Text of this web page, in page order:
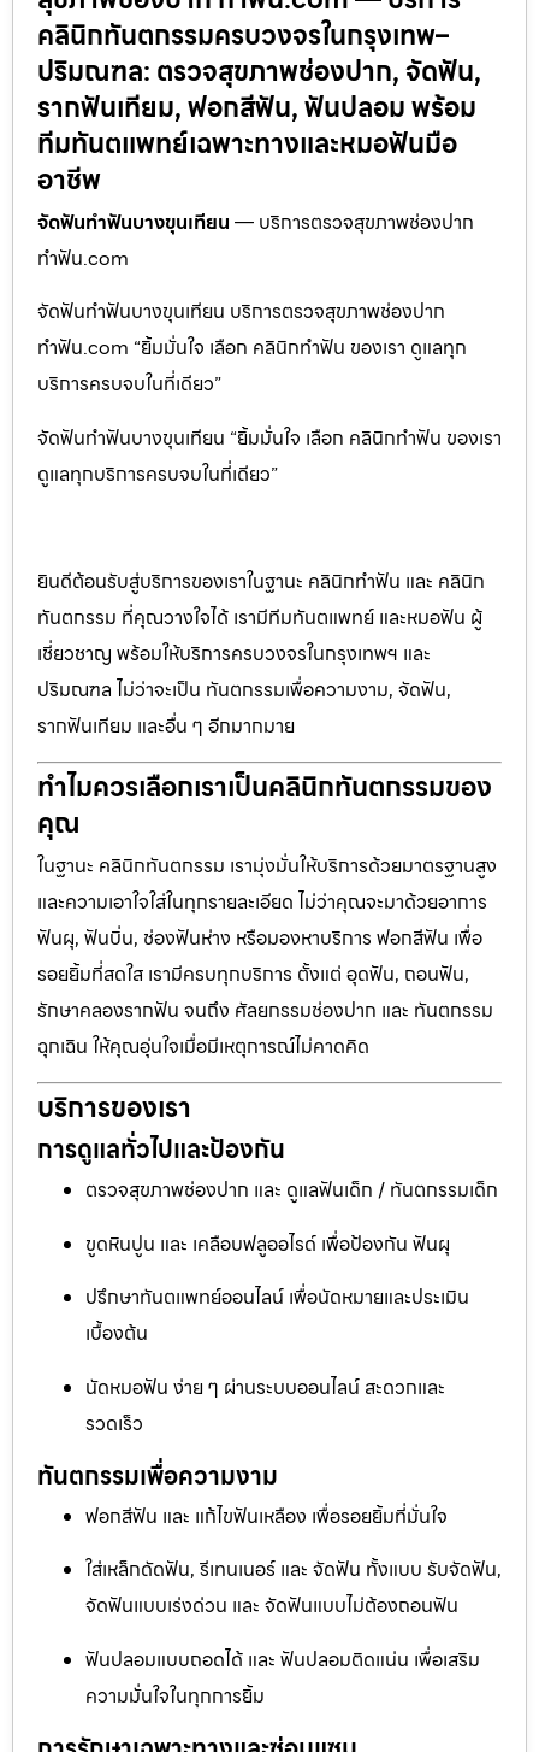
คลินิกทันตกรรมครบวงจรในกรุงเทพ–
ปริมณฑล: ตรวจสุขภาพช่องปาก, จัดฟัน,
รากฟันเทียม, ฟอกสีฟัน, ฟันปลอม พร้อม
ทีมทันตแพทย์เฉพาะทางและหมอฟันมือ
อาชีพ
จัดฟันทำฟันบางขุนเทียน — บริการตรวจสุขภาพช่องปาก
ทำฟัน.com
จัดฟันทำฟันบางขุนเทียน บริการตรวจสุขภาพช่องปาก
ทำฟัน.com “ยิ้มมั่นใจ เลือก คลินิกทำฟัน ของเรา ดูแลทุก
บริการครบจบในที่เดียว”
จัดฟันทำฟันบางขุนเทียน “ยิ้มมั่นใจ เลือก คลินิกทำฟัน ของเรา
ดูแลทุกบริการครบจบในที่เดียว”
ยินดีต้อนรับสู่บริการของเราในฐานะ คลินิกทำฟัน และ คลินิก
ทันตกรรม ที่คุณวางใจได้ เรามีทีมทันตแพทย์ และหมอฟัน ผู้
เชี่ยวชาญ พร้อมให้บริการครบวงจรในกรุงเทพฯ และ
ปริมณฑล ไม่ว่าจะเป็น ทันตกรรมเพื่อความงาม, จัดฟัน,
รากฟันเทียม และอื่น ๆ อีกมากมาย
ทำไมควรเลือกเราเป็นคลินิกทันตกรรมของ
คุณ
ในฐานะ คลินิกทันตกรรม เรามุ่งมั่นให้บริการด้วยมาตรฐานสูง
และความเอาใจใส่ในทุกรายละเอียด ไม่ว่าคุณจะมาด้วยอาการ
ฟันผุ, ฟันบิ่น, ช่องฟันห่าง หรือมองหาบริการ ฟอกสีฟัน เพื่อ
รอยยิ้มที่สดใส เรามีครบทุกบริการ ตั้งแต่ อุดฟัน, ถอนฟัน,
รักษาคลองรากฟัน จนถึง ศัลยกรรมช่องปาก และ ทันตกรรม
ฉุกเฉิน ให้คุณอุ่นใจเมื่อมีเหตุการณ์ไม่คาดคิด
บริการของเรา
การดูแลทั่วไปและป้องกัน
ตรวจสุขภาพช่องปาก และ ดูแลฟันเด็ก / ทันตกรรมเด็ก
ขูดหินปูน และ เคลือบฟลูออไรด์ เพื่อป้องกัน ฟันผุ
ปรึกษาทันตแพทย์ออนไลน์ เพื่อนัดหมายและประเมิน
เบื้องต้น
นัดหมอฟัน ง่าย ๆ ผ่านระบบออนไลน์ สะดวกและ
รวดเร็ว
ทันตกรรมเพื่อความงาม
ฟอกสีฟัน และ แก้ไขฟันเหลือง เพื่อรอยยิ้มที่มั่นใจ
ใส่เหล็กดัดฟัน, รีเทนเนอร์ และ จัดฟัน ทั้งแบบ รับจัดฟัน,
จัดฟันแบบเร่งด่วน และ จัดฟันแบบไม่ต้องถอนฟัน
ฟันปลอมแบบถอดได้ และ ฟันปลอมติดแน่น เพื่อเสริม
ความมั่นใจในทุกการยิ้ม